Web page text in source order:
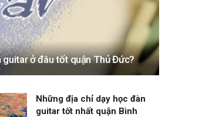
guitar ở đâu tốt quận Thủ Đức?
Những địa chỉ dạy học đàn
guitar tốt nhất quận Bình